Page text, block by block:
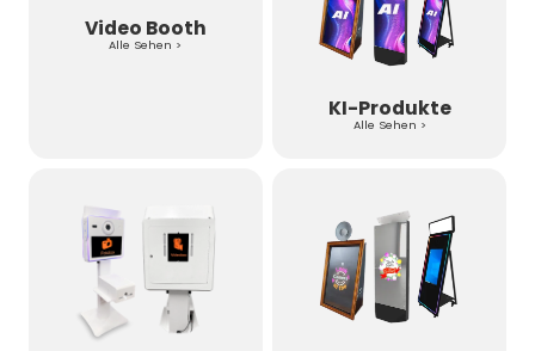
Video Booth
Alle Sehen >
KI-Produkte
Alle Sehen >